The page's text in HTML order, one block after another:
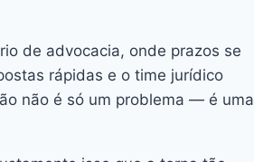
de advocacia, onde prazos se
rápidas e o time jurídico
não é só um problema — é uma